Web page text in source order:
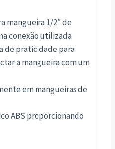
mangueira 1/2″ de
conexão utilizada
de praticidade para
a mangueira com um
em mangueiras de
ABS proporcionando